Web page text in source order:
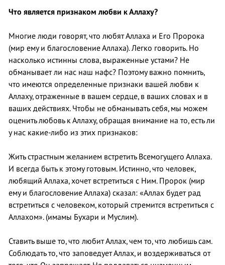
Что является признаком любви к Аллаху?
Многие люди говорят, что любят Аллаха и Его Пророка
(мир ему и благословение Аллаха). Легко говорить. Но
насколько истинны слова, выраженные устами? Не
обманывает ли нас наш нафс? Поэтому важно помнить,
что имеются определенные признаки вашей любви к
Аллаху, отраженные в вашем сердце, в ваших словах и в
ваших действиях. Чтобы не обманывать себя, мы можем
оценить любовь к Аллаху, обращая внимание на то, есть ли
у нас какие-либо из этих признаков:
Жить страстным желанием встретить Всемогущего Аллаха.
И всегда быть к этому готовым. Истинно, что человек,
любящий Аллаха, хочет встретиться с Ним. Пророк (мир
ему и благословение Аллаха) сказал: «Аллах будет рад
встретиться с человеком, который стремится встретиться с
Аллахом». (имамы Бухари и Муслим).
Ставить выше то, что любит Аллах, чем то, что любишь сам.
Соблюдать то, что заповедует Аллах, и воздерживаться от